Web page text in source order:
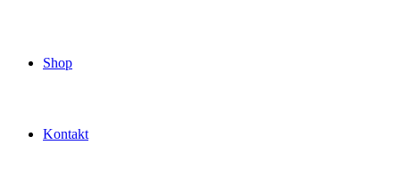
Shop
Kontakt